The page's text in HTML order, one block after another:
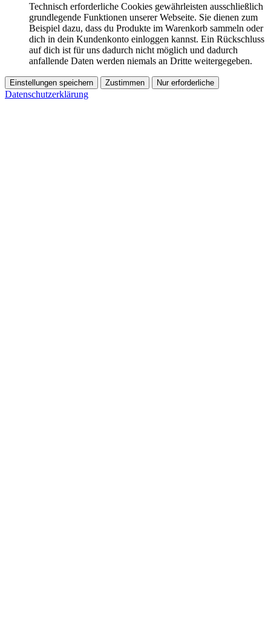
Technisch erforderliche Cookies gewährleisten ausschließlich
grundlegende Funktionen unserer Webseite. Sie dienen zum
Beispiel dazu, dass du Produkte im Warenkorb sammeln oder
dich in dein Kundenkonto einloggen kannst. Ein Rückschluss
auf dich ist für uns dadurch nicht möglich und dadurch
anfallende Daten werden niemals an Dritte weitergegeben.
Einstellungen speichern Zustimmen Nur erforderliche
Datenschutzerklärung